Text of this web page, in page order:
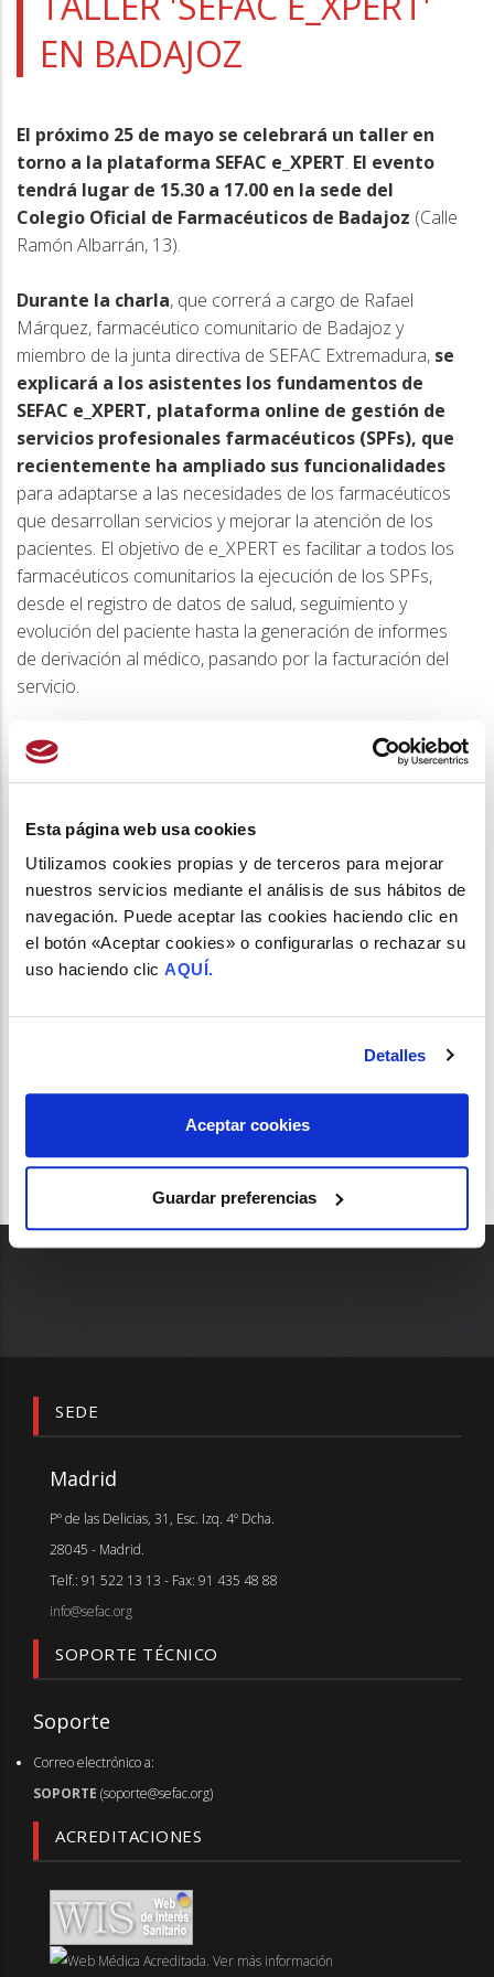
Esta página web usa cookies
Utilizamos cookies propias y de terceros para mejorar
nuestros servicios mediante el análisis de sus hábitos de
navegación. Puede aceptar las cookies haciendo clic en
el botón «Aceptar cookies» o configurarlas o rechazar su
uso haciendo clic AQUÍ.
Detalles
Aceptar cookies
Guardar preferencias
la
navegación
EN BADAJOZ
El próximo 25 de mayo se celebrará un taller en
torno a la plataforma SEFAC e_XPERT. El evento
tendrá lugar de 15.30 a 17.00 en la sede del
Colegio Oficial de Farmacéuticos de Badajoz (Calle
Ramón Albarrán, 13).
Durante la charla, que correrá a cargo de Rafael
Márquez, farmacéutico comunitario de Badajoz y
miembro de la junta directiva de SEFAC Extremadura, se
explicará a los asistentes los fundamentos de
SEFAC e_XPERT, plataforma online de gestión de
servicios profesionales farmacéuticos (SPFs), que
recientemente ha ampliado sus funcionalidades
para adaptarse a las necesidades de los farmacéuticos
que desarrollan servicios y mejorar la atención de los
pacientes. El objetivo de e_XPERT es facilitar a todos los
farmacéuticos comunitarios la ejecución de los SPFs,
desde el registro de datos de salud, seguimiento y
evolución del paciente hasta la generación de informes
de derivación al médico, pasando por la facturación del
servicio.
Si estás matriculado en los programas de
capacitación impacHta o CESAR y quieres
puede ser una buena oportunidad para hacerlo o
resolver cualquier tipo de dudas que tengas al respecto.
Si deseas apuntarte al taller, puedes escribir un correo a
sefac@sefac.orgo llamar al 915 221 313.
SEDE
Madrid
Pº de las Delicias, 31, Esc. Izq. 4º Dcha.
28045 - Madrid.
Telf.: 91 522 13 13 - Fax: 91 435 48 88
info@sefac.org
SOPORTE TÉCNICO
Soporte
Correo electrónico a:
SOPORTE (soporte@sefac.org)
ACREDITACIONES